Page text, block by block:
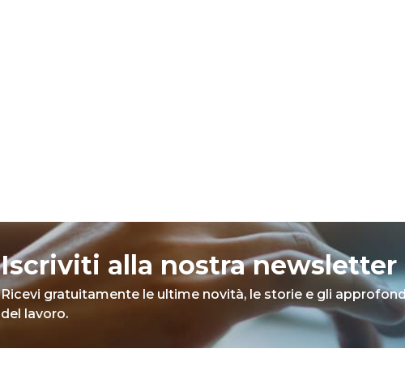
Iscriviti alla nostra newsletter
Ricevi gratuitamente le ultime novità, le storie e gli
del lavoro.